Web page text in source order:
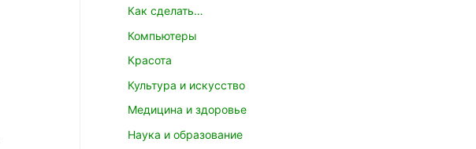
Как сделать…
Компьютеры
Красота
Культура и искусство
Медицина и здоровье
Наука и образование